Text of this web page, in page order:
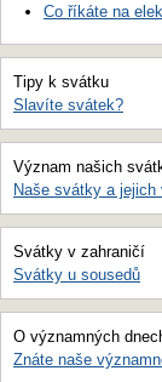
Co říkáte na
Tipy k svátku
Slavíte svátek?
Význam našich
Naše svátky a jejich
Svátky v zahraničí
Svátky u sousedů
O významných
Znáte naše